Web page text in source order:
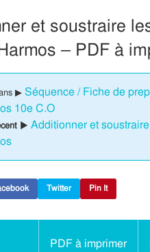
et soustraire
– PDF à
▶ Séquence / Fiche de
10e C.O
▶ Additionner et
Twitter Pin It
PDF à imprimer